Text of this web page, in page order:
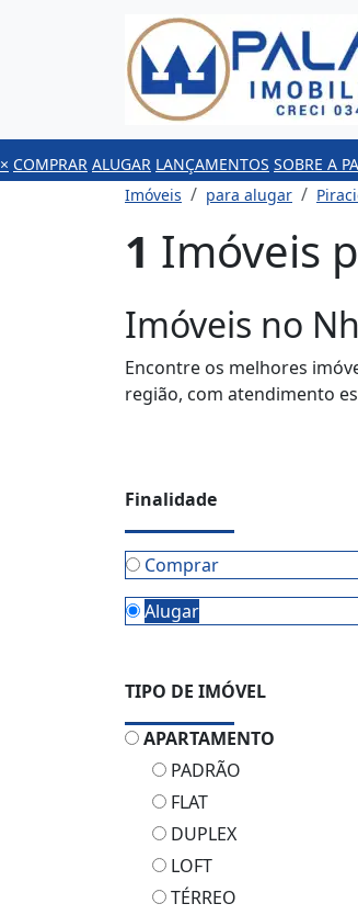
× COMPRAR ALUGAR LANÇAMENTOS SOBRE A
Imóveis
para alugar
1 Imóveis
Imóveis no
Encontre os melhores
região, com atendimento
Finalidade
Comprar
Alugar
TIPO DE IMÓVEL
APARTAMENTO
PADRÃO
FLAT
DUPLEX
LOFT
TÉRREO